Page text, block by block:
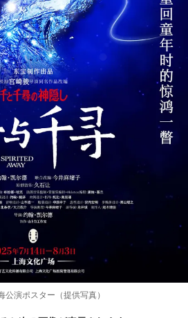
演ポスター（提供写真）